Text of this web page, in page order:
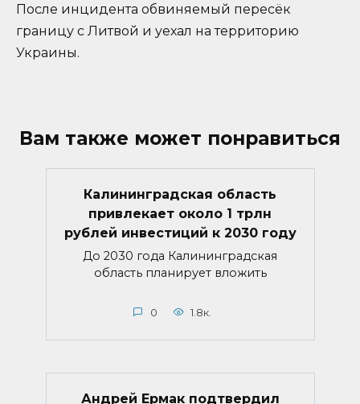
После инцидента обвиняемый пересёк
границу с Литвой и уехал на территорию
Украины.
Вам также может понравиться
Калининградская область
привлекает около 1 трлн
рублей инвестиций к 2030 году
До 2030 года Калининградская
область планирует вложить
0 1.8к.
Андрей Ермак подтвердил